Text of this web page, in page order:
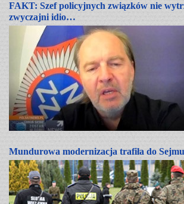
FAKT: Szef policyjnych związków nie
zwyczajni idio…
Mundurowa modernizacja trafiła do Sejmu